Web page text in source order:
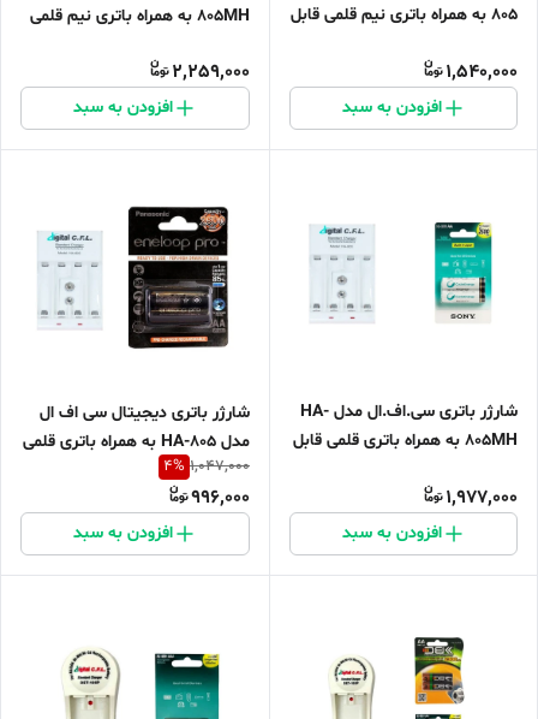
805 به همراه باتری نیم قلمی قابل
1,540,000
افزودن به سبد
805MH به همراه باتری نیم قلمی
2,259,000
افزودن به سبد
شارژر باتری سی.اف.ال مدل HA-
805MH به همراه باتری قلمی قابل
1,977,000
افزودن به سبد
شارژر باتری دیجیتال سی اف ال
مدل HA-805 به همراه باتری قلمی
قابل شارژ
1,047,000
4%
996,000
افزودن به سبد